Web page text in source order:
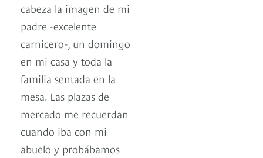
cabeza la imagen de mi
padre -excelente
carnicero-, un domingo
en mi casa y toda la
familia sentada en la
mesa. Las plazas de
mercado me recuerdan
cuando iba con mi
abuelo y probábamos